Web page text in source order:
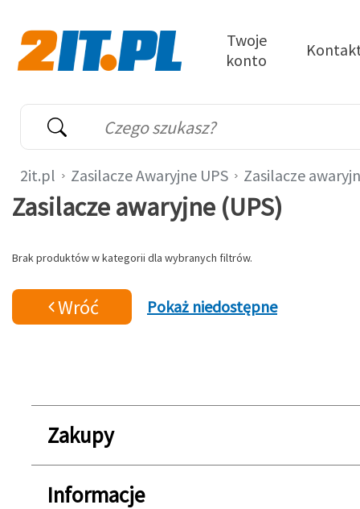
Wyszukiwarka
Słowo kluczowe
Twoje
konto
2it.pl Zasilacze Awaryjne UPS Zasilacze
Zasilacze awaryjne (UPS)
Brak produktów w kategorii dla wybranych filtrów.
Wróć Pokaż niedostępne
Zakupy
Informacje